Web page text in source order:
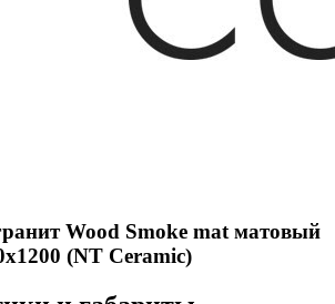
Wood Smoke mat матовый
(NT Ceramic)